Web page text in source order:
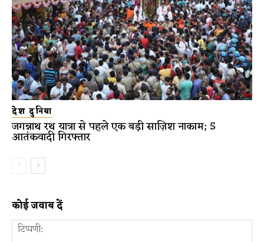
देश दुनिया
जगन्नाथ रथ यात्रा से पहले एक बड़ी साज़िश नाकाम; 5
आतंकवादी गिरफ्तार
कोई जवाब दें